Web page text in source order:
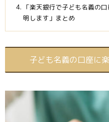
「楽天銀行で子ども名義の
明します」まとめ
子ども名義の口座に